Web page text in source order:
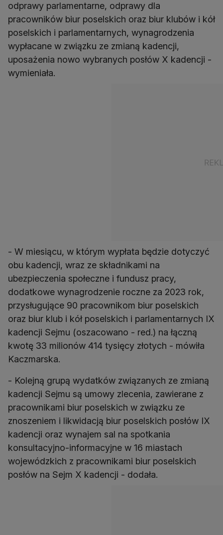
odprawy parlamentarne, odprawy dla
pracowników biur poselskich oraz biur klubów i kół
poselskich i parlamentarnych, wynagrodzenia
wypłacane w związku ze zmianą kadencji,
uposażenia nowo wybranych posłów X kadencji -
wymieniała.
- W miesiącu, w którym wypłata będzie dotyczyć
obu kadencji, wraz ze składnikami na
ubezpieczenia społeczne i fundusz pracy,
dodatkowe wynagrodzenie roczne za 2023 rok,
przysługujące 90 pracownikom biur poselskich
oraz biur klub i kół poselskich i parlamentarnych IX
kadencji Sejmu (oszacowano - red.) na łączną
kwotę 33 milionów 414 tysięcy złotych - mówiła
Kaczmarska.
- Kolejną grupą wydatków związanych ze zmianą
kadencji Sejmu są umowy zlecenia, zawierane z
pracownikami biur poselskich w związku ze
znoszeniem i likwidacją biur poselskich posłów IX
kadencji oraz wynajem sal na spotkania
konsultacyjno-informacyjne w 16 miastach
wojewódzkich z pracownikami biur poselskich
posłów na Sejm X kadencji - dodała.